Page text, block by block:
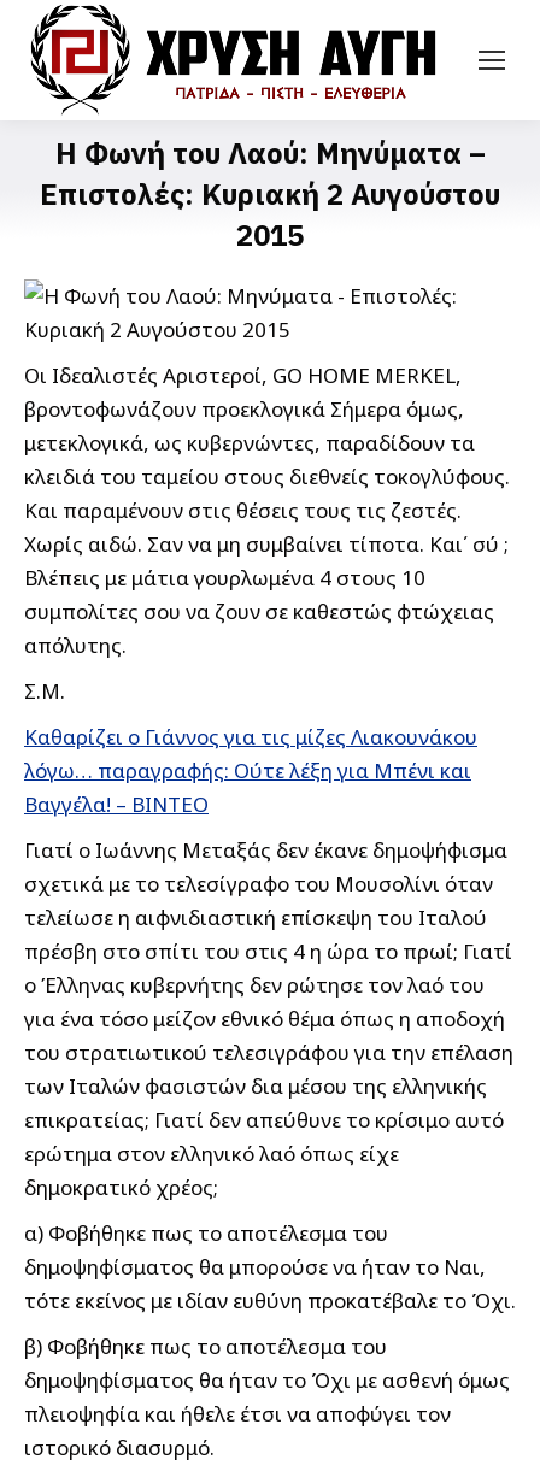
Η Φωνή του Λαού: Μηνύματα –
Επιστολές: Κυριακή 2 Αυγούστου
2015
Οι Ιδεαλιστές Αριστεροί, GO HOME MERKEL,
βροντοφωνάζουν προεκλογικά Σήμερα όμως,
μετεκλογικά, ως κυβερνώντες, παραδίδουν τα
κλειδιά του ταμείου στους διεθνείς τοκογλύφους.
Και παραμένουν στις θέσεις τους τις ζεστές.
Χωρίς αιδώ. Σαν να μη συμβαίνει τίποτα. Και΄ σύ ;
Βλέπεις με μάτια γουρλωμένα 4 στους 10
συμπολίτες σου να ζουν σε καθεστώς φτώχειας
απόλυτης.
Σ.Μ.
Καθαρίζει ο Γιάννος για τις μίζες Λιακουνάκου
λόγω… παραγραφής: Ούτε λέξη για Μπένι και
Βαγγέλα! – ΒΙΝΤΕΟ
Γιατί ο Ιωάννης Μεταξάς δεν έκανε δημοψήφισμα
σχετικά με το τελεσίγραφο του Μουσολίνι όταν
τελείωσε η αιφνιδιαστική επίσκεψη του Ιταλού
πρέσβη στο σπίτι του στις 4 η ώρα το πρωί; Γιατί
ο Έλληνας κυβερνήτης δεν ρώτησε τον λαό του
για ένα τόσο μείζον εθνικό θέμα όπως η αποδοχή
του στρατιωτικού τελεσιγράφου για την επέλαση
των Ιταλών φασιστών δια μέσου της ελληνικής
επικρατείας; Γιατί δεν απεύθυνε το κρίσιμο αυτό
ερώτημα στον ελληνικό λαό όπως είχε
δημοκρατικό χρέος;
α) Φοβήθηκε πως το αποτέλεσμα του
δημοψηφίσματος θα μπορούσε να ήταν το Ναι,
τότε εκείνος με ιδίαν ευθύνη προκατέβαλε το Όχι.
β) Φοβήθηκε πως το αποτέλεσμα του
δημοψηφίσματος θα ήταν το Όχι με ασθενή όμως
πλειοψηφία και ήθελε έτσι να αποφύγει τον
ιστορικό διασυρμό.